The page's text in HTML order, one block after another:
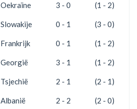
Oekraïne 3 - 0 (1 - 2)
Slowakije 0 - 1 (3 - 0)
Frankrijk 0 - 1 (1 - 2)
Georgië 3 - 1 (1 - 2)
Tsjechië 2 - 1 (2 - 1)
Albanië 2 - 2 (2 - 0)